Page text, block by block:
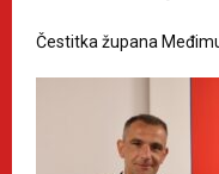
Čestitka župana